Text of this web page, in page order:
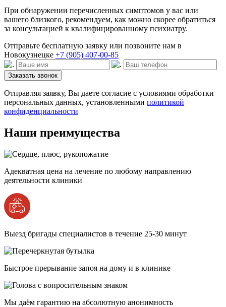
При обнаружении перечисленных симптомов у вас или
вашего близкого, рекомендуем, как можно скорее обратиться
за консультацией к квалифицированному психиатру.
Отправьте бесплатную заявку или позвоните нам в
Новокузнецке +7 (905) 407-00-85
Заказать звонок
Отправляя заявку, Вы даете согласие с условиями обработки
персональных данных, установленными политикой
конфиденциальности
Наши преимущества
Адекватная цена на лечение по любому направлению
деятельности клиники
Выезд бригады специалистов в течение 25-30 минут
Быстрое прерывание запоя на дому и в клинике
Мы даём гарантию на абсолютную анонимность